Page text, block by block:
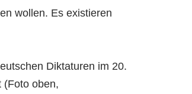
wollen. Es existieren
Diktaturen im 20.
(Foto oben,